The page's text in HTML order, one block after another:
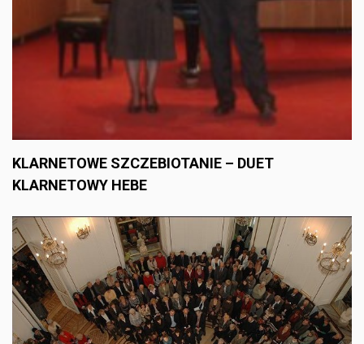
KLARNETOWE SZCZEBIOTANIE – DUET
KLARNETOWY HEBE